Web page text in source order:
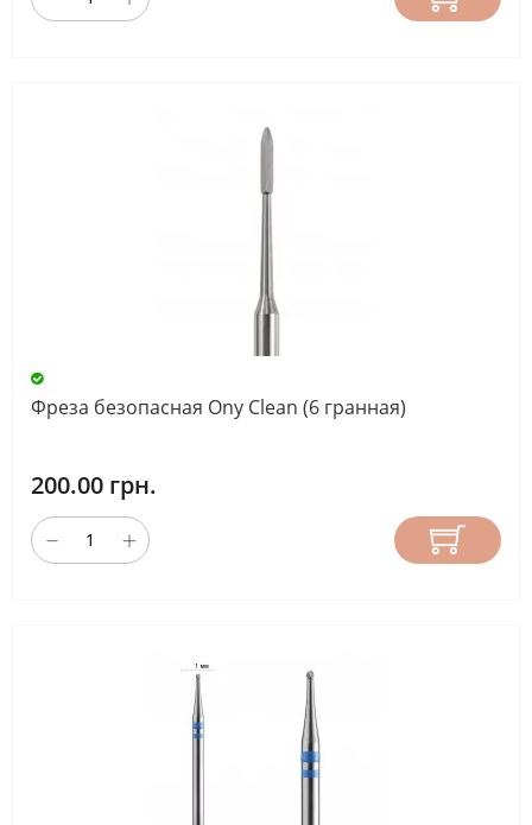
Фреза безопасная Ony Clean (6 гранная)
200.00 грн.